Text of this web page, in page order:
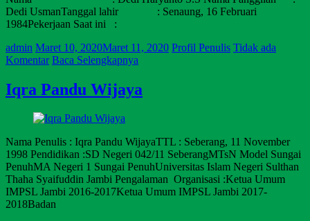
Dedi UsmanTanggal lahir : Senaung, 16 Februari
1984Pekerjaan Saat ini :
admin Maret 10, 2020Maret 11, 2020 Profil Penulis Tidak ada
Komentar Baca Selengkapnya
Iqra Pandu Wijaya
Nama Penulis : Iqra Pandu WijayaTTL : Seberang, 11 November
1998 Pendidikan :SD Negeri 042/11 SeberangMTsN Model Sungai
PenuhMA Negeri 1 Sungai PenuhUniversitas Islam Negeri Sulthan
Thaha Syaifuddin Jambi Pengalaman Organisasi :Ketua Umum
IMPSL Jambi 2016-2017Ketua Umum IMPSL Jambi 2017-
2018Badan